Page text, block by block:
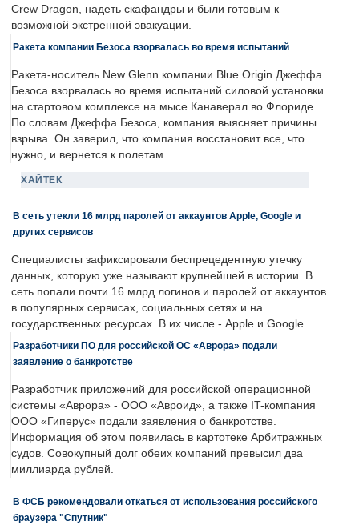
Crew Dragon, надеть скафандры и были готовым к
возможной экстренной эвакуации.
Ракета компании Безоса взорвалась во время испытаний
Ракета-носитель New Glenn компании Blue Origin Джеффа
Безоса взорвалась во время испытаний силовой установки
на стартовом комплексе на мысе Канаверал во Флориде.
По словам Джеффа Безоса, компания выясняет причины
взрыва. Он заверил, что компания восстановит все, что
нужно, и вернется к полетам.
ХАЙТЕК
В сеть утекли 16 млрд паролей от аккаунтов Apple, Google и
других сервисов
Специалисты зафиксировали беспрецедентную утечку
данных, которую уже называют крупнейшей в истории. В
сеть попали почти 16 млрд логинов и паролей от аккаунтов
в популярных сервисах, социальных сетях и на
государственных ресурсах. В их числе - Apple и Google.
Разработчики ПО для российской ОС «Аврора» подали
заявление о банкротстве
Разработчик приложений для российской операционной
системы «Аврора» - ООО «Авроид», а также IT-компания
ООО «Гиперус» подали заявления о банкротстве.
Информация об этом появилась в картотеке Арбитражных
судов. Совокупный долг обеих компаний превысил два
миллиарда рублей.
В ФСБ рекомендовали откаться от использования российского
браузера "Спутник"